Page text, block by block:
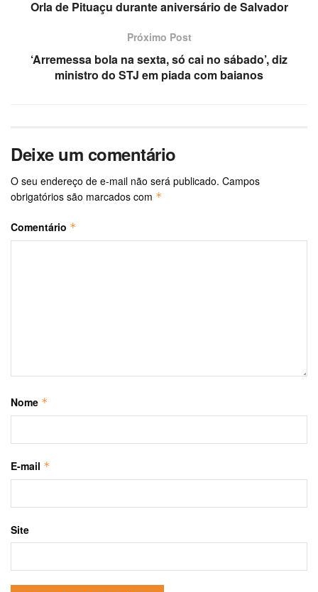
Orla de Pituaçu durante aniversário de Salvador
Próximo Post
‘Arremessa bola na sexta, só cai no sábado’, diz
ministro do STJ em piada com baianos
Deixe um comentário
O seu endereço de e-mail não será publicado. Campos
obrigatórios são marcados com *
Comentário *
Nome *
E-mail *
Site